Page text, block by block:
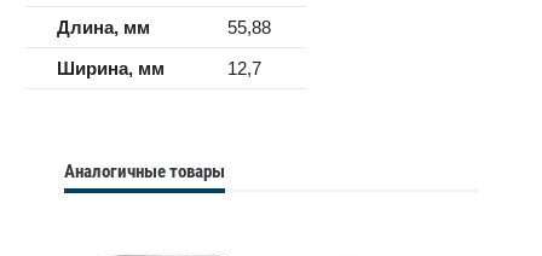
Длина, мм
55,88
Ширина, мм
12,7
Аналогичные товары